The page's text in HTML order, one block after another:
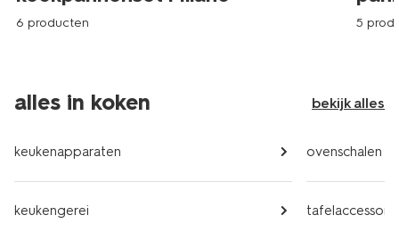
6 producten 5
alles in koken bekijk alles
keukenapparaten
keukengerei
ovenschalen